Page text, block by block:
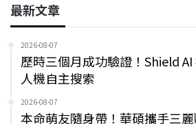
最新文章
2026-08-07
歷時三個月成功驗證！Shield
人機自主搜索
2026-08-07
本命萌友隨身帶！華碩攜手三